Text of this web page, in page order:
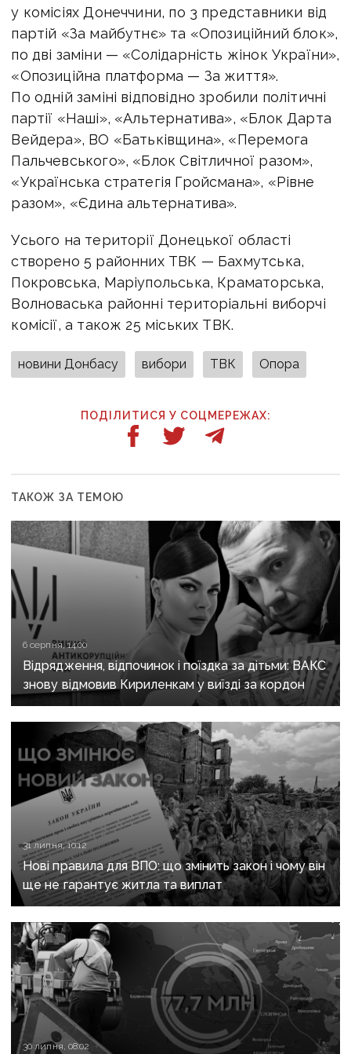
у комісіях Донеччини, по 3 представники від
партій «За майбутнє» та «Опозиційний блок»,
по дві заміни — «Солідарність жінок України»,
«Опозиційна платформа — За життя».
По одній заміні відповідно зробили політичні
партії «Наші», «Альтернатива», «Блок Дарта
Вейдера», ВО «Батьківщина», «Перемога
Пальчевського», «Блок Світличної разом»,
«Українська стратегія Гройсмана», «Рівне
разом», «Єдина альтернатива».
Усього на території Донецької області
створено 5 районних ТВК — Бахмутська,
Покровська, Маріупольська, Краматорська,
Волноваська районні територіальні виборчі
комісії, а також 25 міських ТВК.
новини Донбасу вибори ТВК Опора
ПОДІЛИТИСЯ У СОЦМЕРЕЖАХ:
ТАКОЖ ЗА ТЕМОЮ
6 серпня, 14:00
Відрядження, відпочинок і поїздка за дітьми: ВАКС
знову відмовив Кириленкам у виїзді за кордон
31 липня, 10:12
Нові правила для ВПО: що змінить закон і чому він
ще не гарантує житла та виплат
30 липня, 08:02